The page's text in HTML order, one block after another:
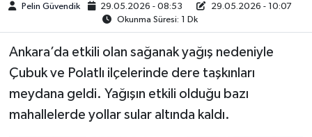
Pelin Güvendik 29.05.2026 - 08:53
29.05.2026 - 10:07
Okunma Süresi: 1 Dk
​​​​​​Ankara’da etkili olan sağanak yağış nedeniyle
Çubuk ve Polatlı ilçelerinde dere taşkınları
meydana geldi. Yağışın etkili olduğu bazı
mahallelerde yollar sular altında kaldı.